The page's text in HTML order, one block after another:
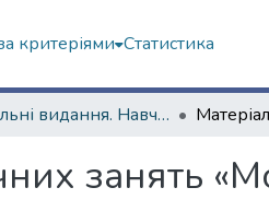
критеріями Статистика
Навчальні видання. Навчально-науковий інститут комп’ютерної фізики та енергетики
занять